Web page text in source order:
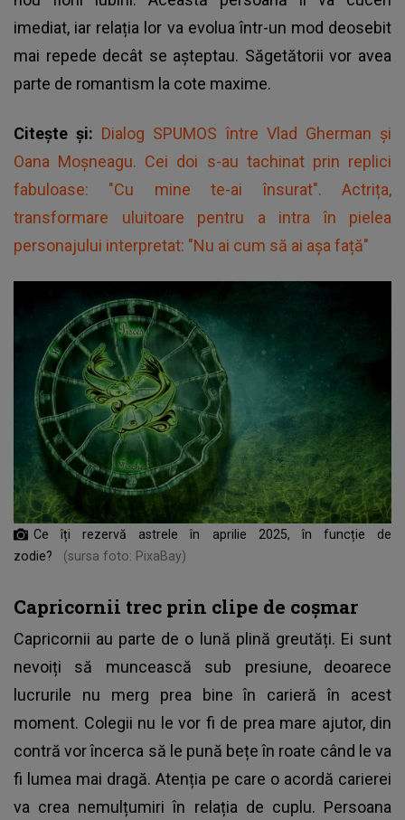
imediat, iar relația lor va evolua într-un mod deosebit
mai repede decât se așteptau. Săgetătorii vor avea
parte de romantism la cote maxime.
Citește și: Dialog SPUMOS între Vlad Gherman și
Oana Moșneagu. Cei doi s-au tachinat prin replici
fabuloase: "Cu mine te-ai însurat". Actrița,
transformare uluitoare pentru a intra în pielea
personajului interpretat: "Nu ai cum să ai așa față"
Ce îți rezervă astrele în aprilie 2025, în funcție de
zodie?
(sursa foto: PixaBay)
Capricornii trec prin clipe de coșmar
Capricornii au parte de o lună plină greutăți. Ei sunt
nevoiți să muncească sub presiune, deoarece
lucrurile nu merg prea bine în carieră în acest
moment. Colegii nu le vor fi de prea mare ajutor, din
contră vor încerca să le pună bețe în roate când le va
fi lumea mai dragă. Atenția pe care o acordă carierei
va crea nemulțumiri în relația de cuplu. Persoana